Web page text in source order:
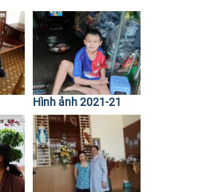
Hình ảnh 2021-21